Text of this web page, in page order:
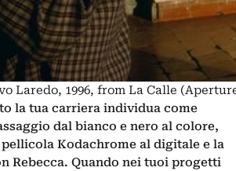
Laredo, 1996, from La Calle
la tua carriera individua come
dal bianco e nero al colore,
Kodachrome al digitale e la
Rebecca. Quando nei tuoi progetti